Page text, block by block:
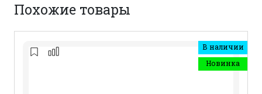
Похожие товары
В наличии
Новинка